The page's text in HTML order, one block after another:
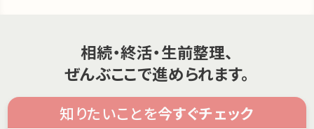
相続・終活・生前整理、
ぜんぶここで進められます。
知りたいことを今すぐチェック